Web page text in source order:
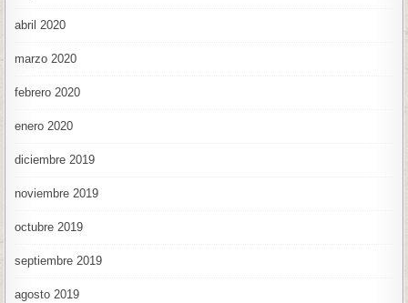
abril 2020
marzo 2020
febrero 2020
enero 2020
diciembre 2019
noviembre 2019
octubre 2019
septiembre 2019
agosto 2019